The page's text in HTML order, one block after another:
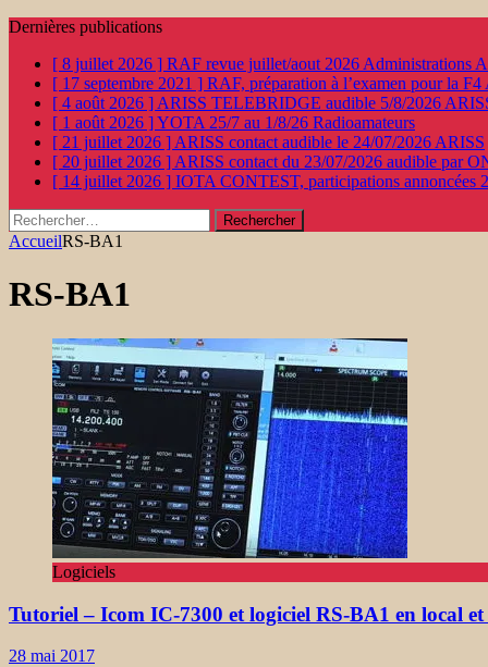
Dernières publications
[ 8 juillet 2026 ] RAF revue juillet/aout 2026 Administrations
[ 17 septembre 2021 ] RAF, préparation à l’examen pour la F4
[ 4 août 2026 ] ARISS TELEBRIDGE audible 5/8/2026
[ 1 août 2026 ]YOTA 25/7 au 1/8/26 Radioamateurs
[ 21 juillet 2026 ] ARISS contact audible le 24/07/2026 ARISS
[ 20 juillet 2026 ] ARISS contact du 23/07/2026 audible par
[ 14 juillet 2026 ] IOTA CONTEST, participations annoncées
Rechercher :
AccueilRS-BA1
RS-BA1
Logiciels
Tutoriel – Icom IC-7300 et logiciel RS-BA1 en local
28 mai 2017